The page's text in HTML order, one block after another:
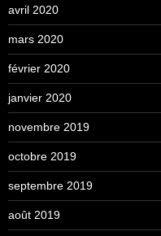
avril 2020
mars 2020
février 2020
janvier 2020
novembre 2019
octobre 2019
septembre 2019
août 2019